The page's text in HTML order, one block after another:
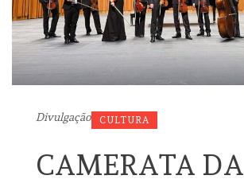
Divulgação CULTURA
CAMERATA DA